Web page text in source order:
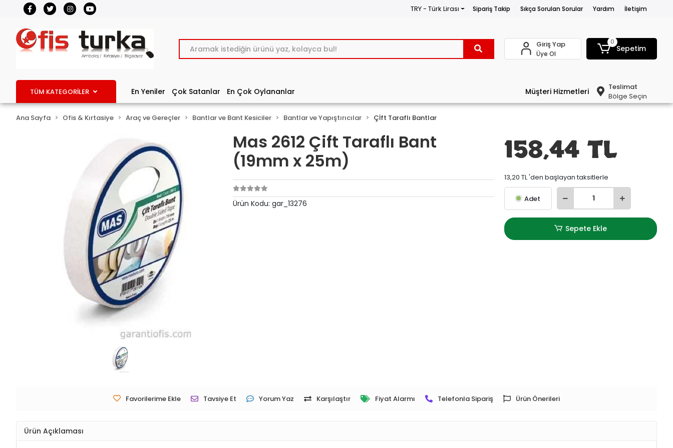
TRY - Türk Lirası Sipariş Takip Sıkça Sorulan Sorular Yardım İletişim
Giriş Yap
Üye Ol
0
Sepetim
TÜM KATEGORİLER En Yeniler Çok Satanlar En Çok Oylananlar Müşteri Hizmetleri
Teslimat
Bölge Seçin
Ana Sayfa Ofis & Kırtasiye Araç ve Gereçler Bantlar ve Bant Kesiciler Bantlar ve Yapıştırıcılar Çİft Taraflı Bantlar
Mas 2612 Çift Taraflı Bant
(19mm x 25m)
Ürün Kodu:gar_13276
158,44 TL
13,20 TL 'den başlayan taksitlerle
Adet
Sepete Ekle
Favorilerime Ekle Tavsiye Et Yorum Yaz Karşılaştır Fiyat Alarmı Telefonla Sipariş Ürün Önerileri
Ürün Açıklaması